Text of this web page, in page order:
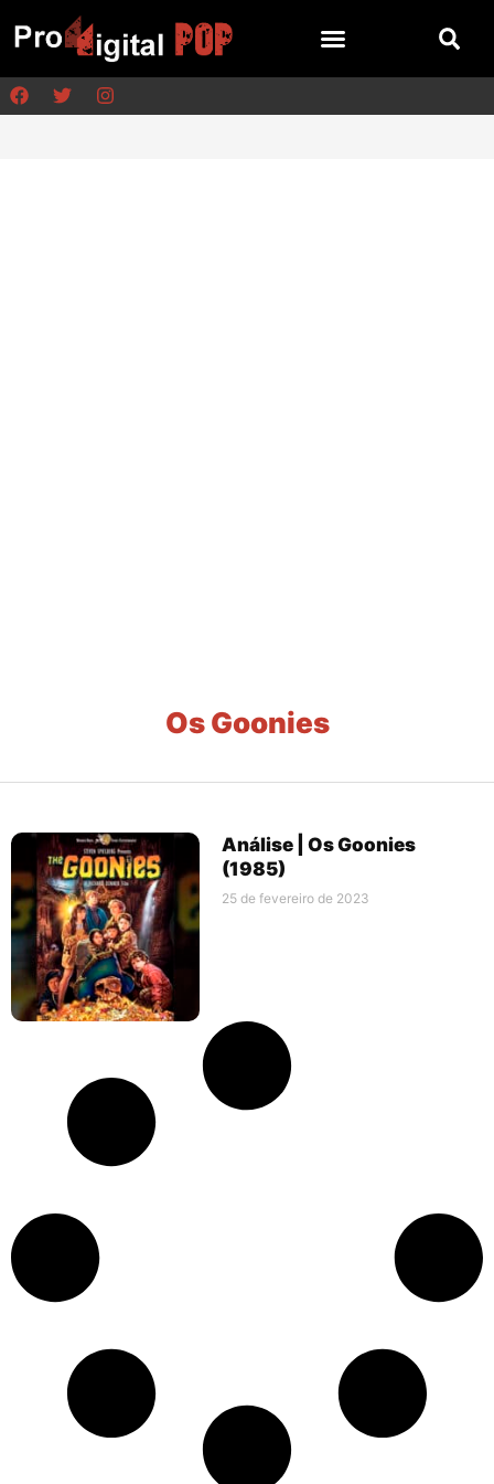
Os Goonies
Análise | Os Goonies
(1985)
25 de fevereiro de 2023